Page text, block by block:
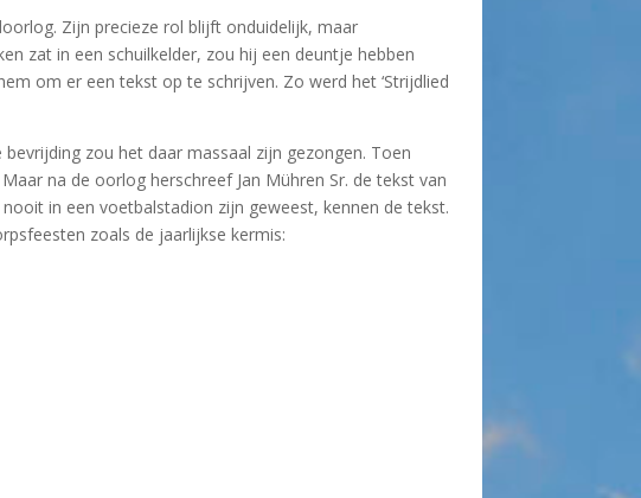
Zijn precieze rol blijft onduidelijk, maar
zat in een schuilkelder, zou hij een deuntje hebben
om er een tekst op te schrijven. Zo werd het ‘Strijdlied
zou het daar massaal zijn gezongen. Toen
na de oorlog herschreef Jan Mühren Sr. de tekst van
in een voetbalstadion zijn geweest, kennen de tekst.
zoals de jaarlijkse kermis: